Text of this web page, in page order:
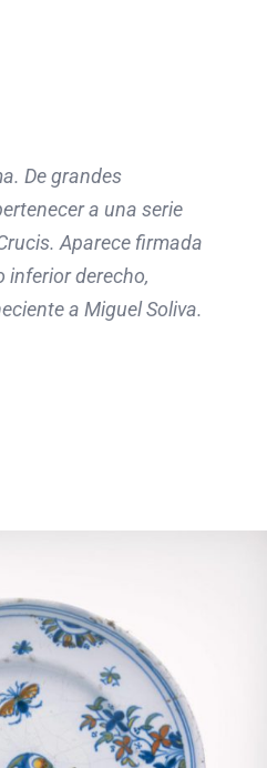
De grandes
a una serie
Aparece firmada
inferior derecho,
a Miguel Soliva.